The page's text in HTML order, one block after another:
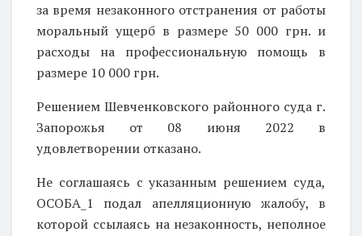
за время незаконного отстранения от работы
моральный ущерб в размере 50 000 грн. и
расходы на профессиональную помощь в
размере 10 000 грн.
Решением Шевченковского районного суда г.
Запорожья от 08 июня 2022 в
удовлетворении отказано.
Не соглашаясь с указанным решением суда,
ОСОБА_1 подал апелляционную жалобу, в
которой ссылаясь на незаконность, неполное